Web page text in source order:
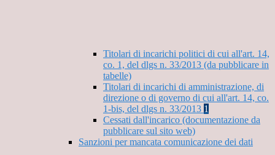
Titolari di incarichi politici di cui all'art. 14,
co. 1, del dlgs n. 33/2013 (da pubblicare in
tabelle)
Titolari di incarichi di amministrazione, di
direzione o di governo di cui all'art. 14, co.
1-bis, del dlgs n. 33/2013 1
Cessati dall'incarico (documentazione da
pubblicare sul sito web)
Sanzioni per mancata comunicazione dei dati